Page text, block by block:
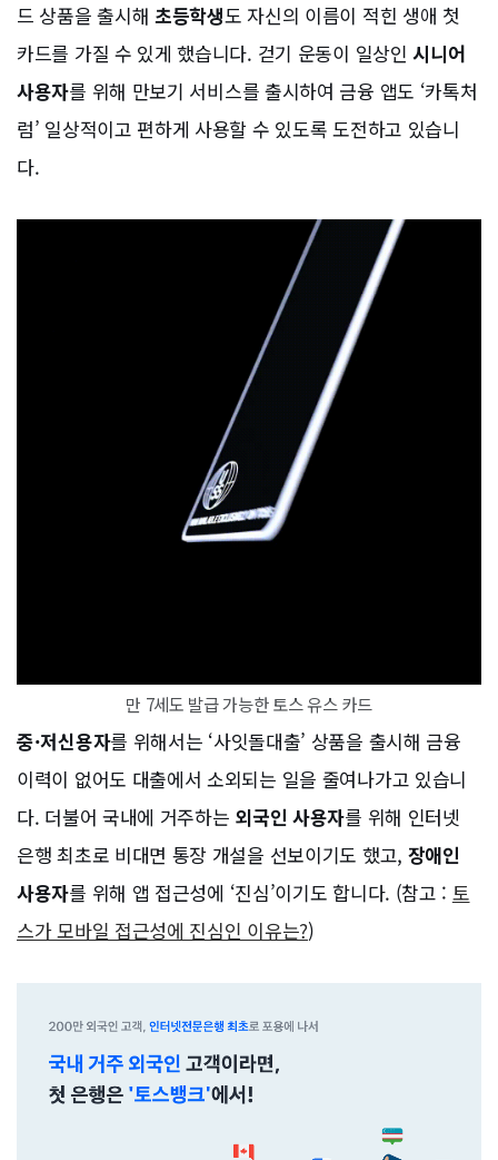
드 상품을 출시해 초등학생도 자신의 이름이 적힌 생애 첫
카드를 가질 수 있게 했습니다. 걷기 운동이 일상인시니어
사용자를 위해 만보기 서비스를 출시하여 금융 앱도 ‘카톡처
럼’ 일상적이고 편하게 사용할 수 있도록 도전하고 있습니
다.
만 7세도 발급 가능한 토스 유스 카드
중·저신용자를 위해서는 ‘사잇돌대출’ 상품을 출시해 금융
이력이 없어도 대출에서 소외되는 일을 줄여나가고 있습니
다. 더불어 국내에 거주하는 외국인 사용자를 위해 인터넷
은행 최초로 비대면 통장 개설을 선보이기도 했고, 장애인
사용자를 위해 앱 접근성에 ‘진심’이기도 합니다. (참고 : 토
스가 모바일 접근성에 진심인 이유는?)